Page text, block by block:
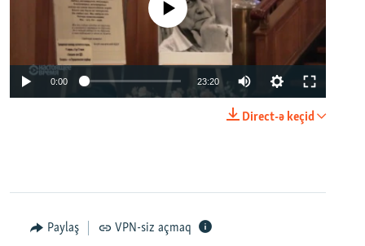
No media source currently available
0:00 23:20
Direct-ə keçid
Paylaş VPN-siz açmaq